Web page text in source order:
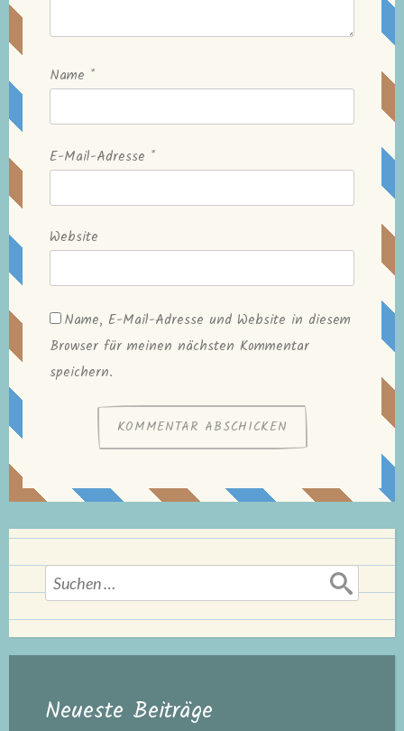
Name *
E-Mail-Adresse *
Website
Name, E-Mail-Adresse und Website in diesem
Browser für meinen nächsten Kommentar
speichern.
Suchen
nach:
Neueste Beiträge